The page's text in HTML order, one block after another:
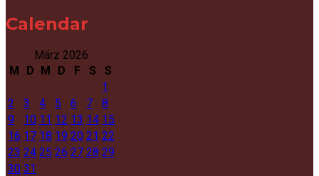
Calendar
März 2026
M
D M D F S
S
1
2
3 4 5 6 7
8
9
10 11 12 13 14 15
16 17 18 19 20 21 22
23 24 25 26 27 28 29
30 31